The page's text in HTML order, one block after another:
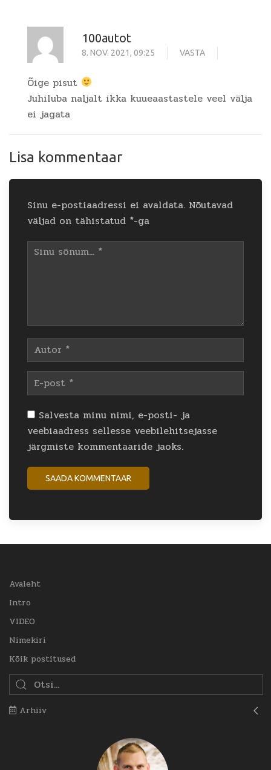
100autot
8. NOV. 2021, 09:25 VASTA
Õige pisut
Juhiluba naljalt ikka kuueaastastele veel välja
ei jagata
Lisa kommentaar
Sinu e-postiaadressi ei avaldata. Nõutavad
väljad on tähistatud *-ga
Salvesta minu nimi, e-posti- ja
veebiaadress sellesse veebilehitsejasse
järgmiste kommentaaride jaoks.
Avaleht
Intro
VIDEO
Nimekiri
Kõik postitused
Arhiiv